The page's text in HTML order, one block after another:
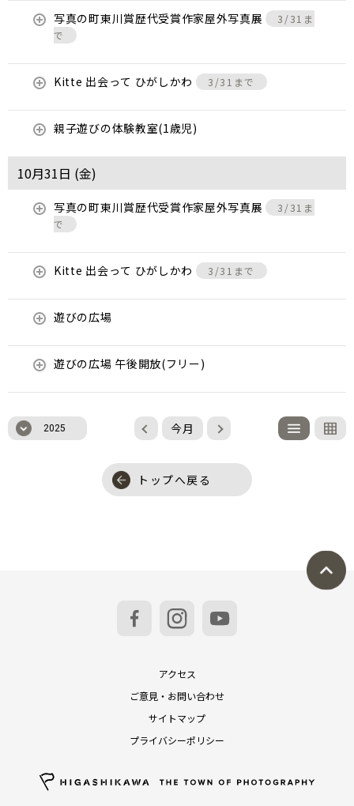
写真の町東川賞歴代受賞作家屋外写真展
3/31ま
で
Kitte 出会って ひがしかわ 3/31まで
親子遊びの体験教室(1歳児)
10月31日 (金)
写真の町東川賞歴代受賞作家屋外写真展
3/31ま
で
Kitte 出会って ひがしかわ 3/31まで
遊びの広場
遊びの広場 午後開放(フリー)
2025 今月
トップへ戻る
アクセス
ご意見・お問い合わせ
サイトマップ
プライバシーポリシー